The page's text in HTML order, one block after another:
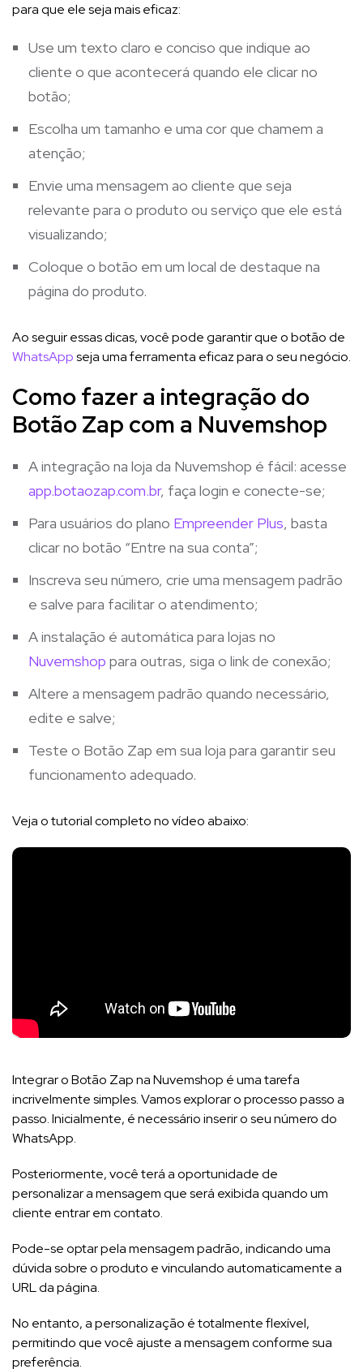
para que ele seja mais eficaz:
Use um texto claro e conciso que indique ao
cliente o que acontecerá quando ele clicar no
botão;
Escolha um tamanho e uma cor que chamem a
atenção;
Envie uma mensagem ao cliente que seja
relevante para o produto ou serviço que ele está
visualizando;
Coloque o botão em um local de destaque na
página do produto.
Ao seguir essas dicas, você pode garantir que o botão de
WhatsAppseja uma ferramenta eficaz para o seu negócio.
Como fazer a integração do
Botão Zap com a Nuvemshop
A integração na loja da Nuvemshop é fácil: acesse
app.botaozap.com.br, faça login e conecte-se;
Para usuários do plano Empreender Plus, basta
clicar no botão “Entre na sua conta”;
Inscreva seu número, crie uma mensagem padrão
e salve para facilitar o atendimento;
A instalação é automática para lojas no
Nuvemshop para outras, siga o link de conexão;
Altere a mensagem padrão quando necessário,
edite e salve;
Teste o Botão Zap em sua loja para garantir seu
funcionamento adequado.
Veja o tutorial completo no vídeo abaixo:
Integrar o Botão Zap na Nuvemshop é uma tarefa
incrivelmente simples. Vamos explorar o processo passo a
passo. Inicialmente, é necessário inserir o seu número do
WhatsApp.
Posteriormente, você terá a oportunidade de
personalizar a mensagem que será exibida quando um
cliente entrar em contato.
Pode-se optar pela mensagem padrão, indicando uma
dúvida sobre o produto e vinculando automaticamente a
URL da página.
No entanto, a personalização é totalmente flexível,
permitindo que você ajuste a mensagem conforme sua
preferência.